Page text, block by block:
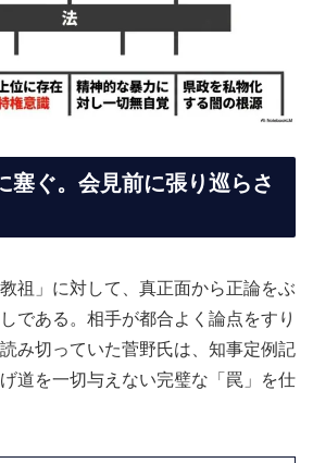
塞ぐ。会見前に張り巡らさ
祖」に対して、真正面から正論をぶ
である。相手が都合よく論点をすり
み切っていた菅野氏は、知事定例記
道を一切与えない完璧な「罠」を仕